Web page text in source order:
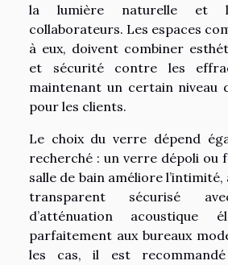
la lumière naturelle et
collaborateurs. Les espaces
à eux, doivent combiner
et sécurité contre les
maintenant un certain niveau
pour les clients.
Le choix du verre dépend
recherché : un verre dépoli ou
salle de bain améliore l’intimité,
transparent sécurisé
d’atténuation acoustique
parfaitement aux bureaux
les cas, il est recommandé